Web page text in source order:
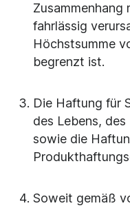
Zusammenhang
fahrlässig
Höchstsumme
begrenzt ist.
Die Haftung für
des Lebens,
sowie die
Soweit gemäß